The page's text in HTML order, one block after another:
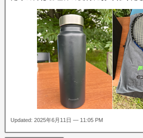
Updated: 2025年6月11日 — 11:05 PM